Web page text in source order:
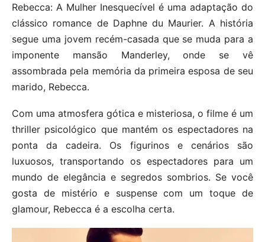
Rebecca: A Mulher Inesquecível é uma adaptação do
clássico romance de Daphne du Maurier. A história
segue uma jovem recém-casada que se muda para a
imponente mansão Manderley, onde se vê
assombrada pela memória da primeira esposa de seu
marido, Rebecca.
Com uma atmosfera gótica e misteriosa, o filme é um
thriller psicológico que mantém os espectadores na
ponta da cadeira. Os figurinos e cenários são
luxuosos, transportando os espectadores para um
mundo de elegância e segredos sombrios. Se você
gosta de mistério e suspense com um toque de
glamour, Rebecca é a escolha certa.